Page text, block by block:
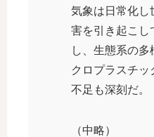
気象は日常化し
害を引き起こし
し、生態系の多
クロプラスチ
不足も深刻だ。
（中略）